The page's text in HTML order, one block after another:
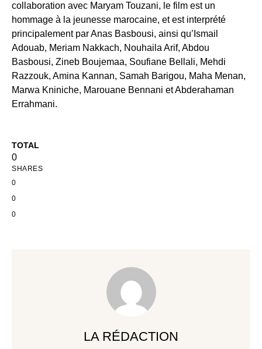
collaboration avec Maryam Touzani, le film est un
hommage à la jeunesse marocaine, et est interprété
principalement par Anas Basbousi, ainsi qu’Ismail
Adouab, Meriam Nakkach, Nouhaila Arif, Abdou
Basbousi, Zineb Boujemaa, Soufiane Bellali, Mehdi
Razzouk, Amina Kannan, Samah Barigou, Maha Menan,
Marwa Kniniche, Marouane Bennani et Abderahaman
Errahmani.
TOTAL
0
SHARES
0
0
0
LA RÉDACTION